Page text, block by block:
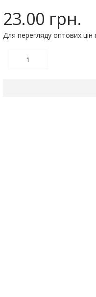
23.00 грн.
Для перегляду оптових цін